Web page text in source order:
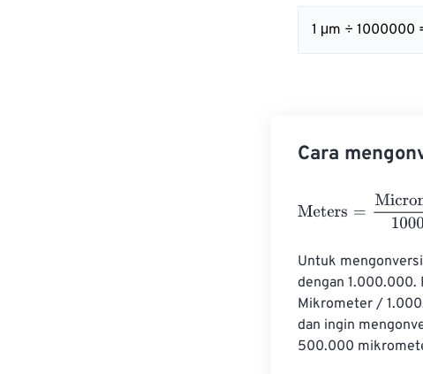
1 μm ÷ 1000000
Cara
Meters
Untuk
dengan
Mikrometer /
dan ingin
500.000